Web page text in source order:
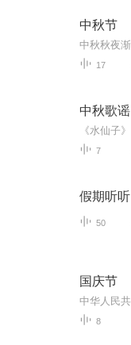
中秋节
17
中秋歌谣
7
假期听听
50
国庆节
8